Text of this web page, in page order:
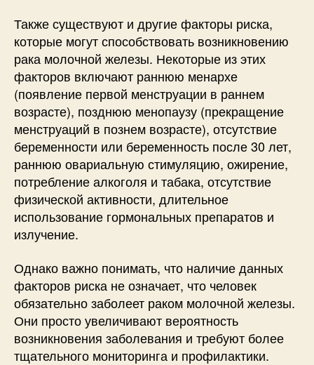
Также существуют и другие факторы риска,
которые могут способствовать возникновению
рака молочной железы. Некоторые из этих
факторов включают раннюю менархе
(появление первой менструации в раннем
возрасте), позднюю менопаузу (прекращение
менструаций в познем возрасте), отсутствие
беременности или беременность после 30 лет,
раннюю овариальную стимуляцию, ожирение,
потребление алкоголя и табака, отсутствие
физической активности, длительное
использование гормональных препаратов и
излучение.
Однако важно понимать, что наличие данных
факторов риска не означает, что человек
обязательно заболеет раком молочной железы.
Они просто увеличивают вероятность
возникновения заболевания и требуют более
тщательного мониторинга и профилактики.